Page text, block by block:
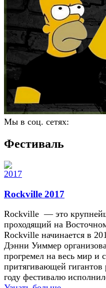
Мы в соц. сетях:
Фестиваль
Rockville 2017
Rockville — это
проходящий на
Rockville начинается в
Дэнни Уиммер
прогремел на весь мир и
притягивающей
году фестивалю